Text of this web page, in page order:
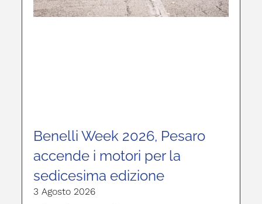
Benelli Week 2026, Pesaro
accende i motori per la
sedicesima edizione
3 Agosto 2026